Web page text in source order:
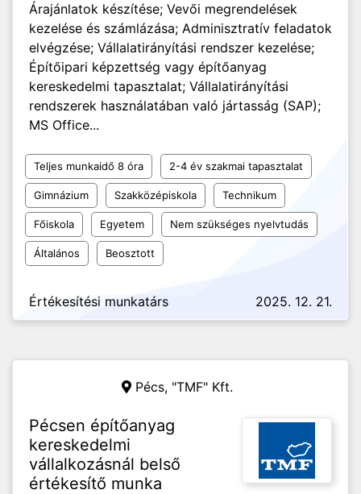
Árajánlatok készítése; Vevői megrendelések
kezelése és számlázása; Adminisztratív feladatok
elvégzése; Vállalatirányítási rendszer kezelése;
Építőipari képzettség vagy építőanyag
kereskedelmi tapasztalat; Vállalatirányítási
rendszerek használatában való jártasság (SAP);
MS Office...
Teljes munkaidő 8 óra 2-4 év szakmai tapasztalat
Gimnázium Szakközépiskola Technikum
Főiskola Egyetem Nem szükséges nyelvtudás
Általános Beosztott
Értékesítési munkatárs 2025. 12. 21.
Pécs, "TMF" Kft.
Pécsen építőanyag
kereskedelmi
vállalkozásnál belső
értékesítő munka